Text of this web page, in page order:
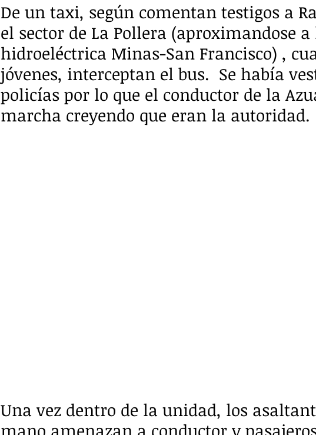
De un taxi, según comentan testigos a
el sector de La Pollera (aproximandose
hidroeléctrica Minas-San Francisco) ,
jóvenes, interceptan el bus.  Se había
policías por lo que el conductor de la
marcha creyendo que eran la autoridad.
Una vez dentro de la unidad, los
mano amenazan a conductor y